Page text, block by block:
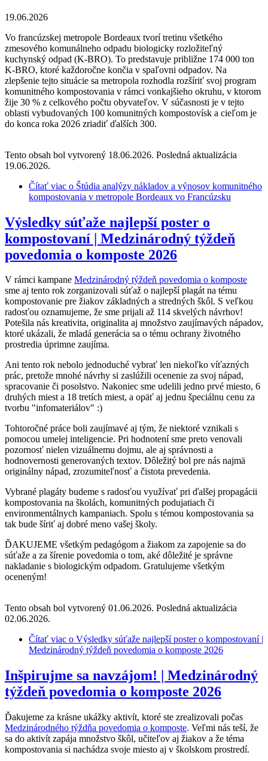
19.06.2026
Vo francúzskej metropole Bordeaux tvorí tretinu všetkého
zmesového komunálneho odpadu biologicky rozložiteľný
kuchynský odpad (K-BRO). To predstavuje približne 174 000 ton
K-BRO, ktoré každoročne končia v spaľovni odpadov. Na
zlepšenie tejto situácie sa metropola rozhodla rozšíriť svoj program
komunitného kompostovania v rámci vonkajšieho okruhu, v ktorom
žije 30 % z celkového počtu obyvateľov. V súčasnosti je v tejto
oblasti vybudovaných 100 komunitných kompostovísk a cieľom je
do konca roka 2026 zriadiť ďalších 300.
Tento obsah bol vytvorený 18.06.2026. Posledná aktualizácia
19.06.2026.
Čítať viac o Štúdia analýzy nákladov a výnosov komunitného
kompostovania v metropole Bordeaux vo Francúzsku
Výsledky súťaže najlepší poster o
kompostovaní | Medzinárodný týždeň
povedomia o komposte 2026
V rámci kampane Medzinárodný týždeň povedomia o komposte
sme aj tento rok zorganizovali súťaž o najlepší plagát na tému
kompostovanie pre žiakov základných a stredných škôl. S veľkou
radosťou oznamujeme, že sme prijali až 114 skvelých návrhov!
Potešila nás kreativita, originalita aj množstvo zaujímavých nápadov,
ktoré ukázali, že mladá generácia sa o tému ochrany životného
prostredia úprimne zaujíma.
Ani tento rok nebolo jednoduché vybrať len niekoľko víťazných
prác, pretože mnohé návrhy si zaslúžili ocenenie za svoj nápad,
spracovanie či posolstvo. Nakoniec sme udelili jedno prvé miesto, 6
druhých miest a 18 tretích miest, a opäť aj jednu špeciálnu cenu za
tvorbu "infomateriálov" :)
Tohtoročné práce boli zaujímavé aj tým, že niektoré vznikali s
pomocou umelej inteligencie. Pri hodnotení sme preto venovali
pozornosť nielen vizuálnemu dojmu, ale aj správnosti a
hodnovernosti generovaných textov. Dôležitý bol pre nás najmä
originálny nápad, zrozumiteľnosť a čistota prevedenia.
Vybrané plagáty budeme s radosťou využívať pri ďalšej propagácii
kompostovania na školách, komunitných podujatiach či
environmentálnych kampaniach. Spolu s témou kompostovania sa
tak bude šíriť aj dobré meno vašej školy.
ĎAKUJEME všetkým pedagógom a žiakom za zapojenie sa do
súťaže a za šírenie povedomia o tom, aké dôležité je správne
nakladanie s biologickým odpadom. Gratulujeme všetkým
oceneným!
Tento obsah bol vytvorený 01.06.2026. Posledná aktualizácia
02.06.2026.
Čítať viac o Výsledky súťaže najlepší poster o kompostovaní |
Medzinárodný týždeň povedomia o komposte 2026
Inšpirujme sa navzájom! | Medzinárodný
týždeň povedomia o komposte 2026
Ďakujeme za krásne ukážky aktivít, ktoré ste zrealizovali počas
Medzinárodného týždňa povedomia o komposte. Veľmi nás teší, že
sa do aktivít zapája množstvo škôl, učiteľov aj žiakov a že téma
kompostovania si nachádza svoje miesto aj v školskom prostredí.